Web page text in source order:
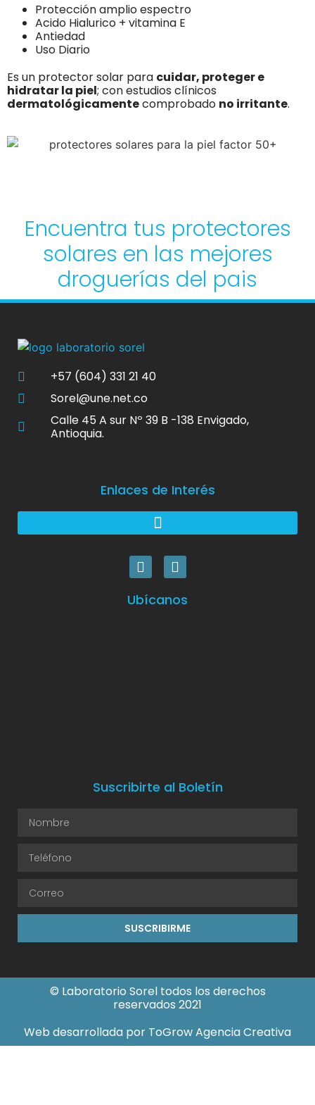
Protección amplio espectro
Acido Hialurico + vitamina E
Antiedad
Uso Diario
Es un protector solar para cuidar, proteger e
hidratar la piel; con estudios clínicos
dermatológicamentecomprobado no irritante.
Encuentra tus protectores
solares en las mejores
droguerías del pais
+57 (604) 331 21 40
Sorel@une.net.co
Calle 45 A sur Nº 39 B -138 Envigado,
Antioquia.
Enlaces de Interés
Ubícanos
Suscribirte al Boletín
SUSCRIBIRME
© Laboratorio Sorel todos los derechos
reservados 2021
Web desarrollada por ToGrow Agencia Creativa